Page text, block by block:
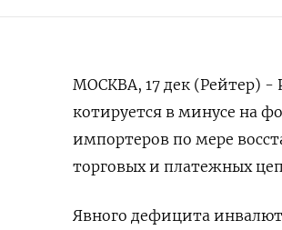
МОСКВА, 17 дек (Рейтер) -
котируется в минусе на
импортеров по мере
торговых и платежных
Явного дефицита